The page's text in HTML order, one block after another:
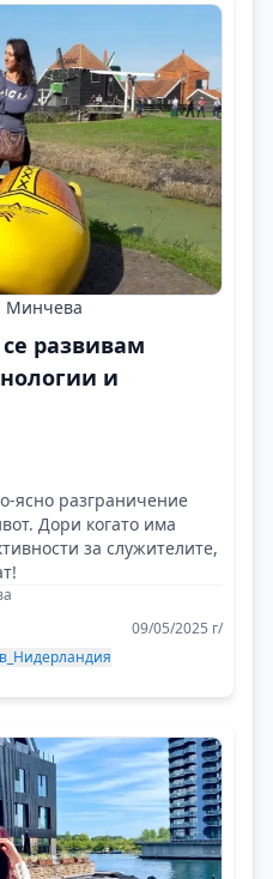
Минчева
развивам
и
ясно разграничение
Дори когато има
за служителите,
09/05/2025 г/